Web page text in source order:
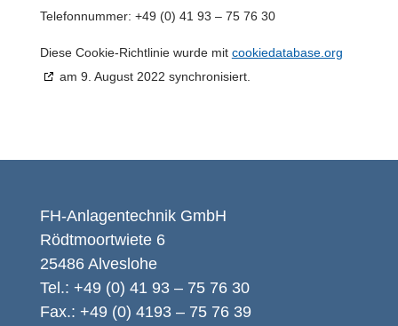
Telefonnummer: +49 (0) 41 93 – 75 76 30
Diese Cookie-Richtlinie wurde mit cookiedatabase.org
am 9. August 2022 synchronisiert.
FH-Anlagentechnik GmbH
Rödtmoortwiete 6
25486 Alveslohe
Tel.: +49 (0) 41 93 – 75 76 30
Fax.: +49 (0) 4193 – 75 76 39